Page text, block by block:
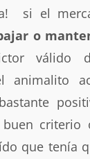
si el
o
válido
animalito
criterio
que tenía